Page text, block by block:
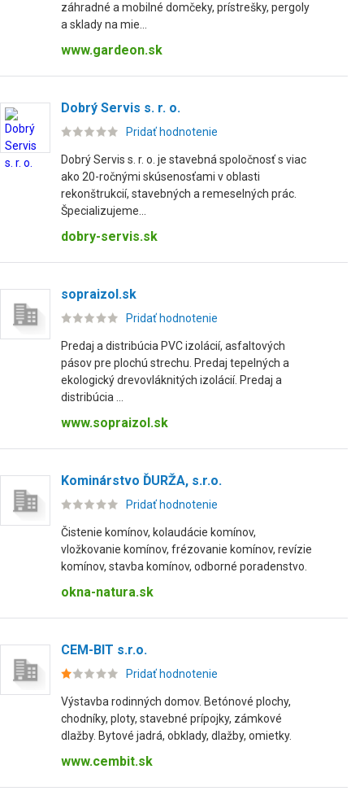
záhradné a mobilné domčeky, prístrešky, pergoly
a sklady na mie...
www.gardeon.sk
Dobrý Servis s. r. o.
Pridať hodnotenie
Dobrý Servis s. r. o. je stavebná spoločnosť s viac
ako 20-ročnými skúsenosťami v oblasti
rekonštrukcií, stavebných a remeselných prác.
Špecializujeme...
dobry-servis.sk
sopraizol.sk
Pridať hodnotenie
Predaj a distribúcia PVC izolácií, asfaltových
pásov pre plochú strechu. Predaj tepelných a
ekologický drevovláknitých izolácií. Predaj a
distribúcia ...
www.sopraizol.sk
Kominárstvo ĎURŽA, s.r.o.
Pridať hodnotenie
Čistenie komínov, kolaudácie komínov,
vložkovanie komínov, frézovanie komínov, revízie
komínov, stavba komínov, odborné poradenstvo.
okna-natura.sk
CEM-BIT s.r.o.
Pridať hodnotenie
Výstavba rodinných domov. Betónové plochy,
chodníky, ploty, stavebné prípojky, zámkové
dlažby. Bytové jadrá, obklady, dlažby, omietky.
www.cembit.sk